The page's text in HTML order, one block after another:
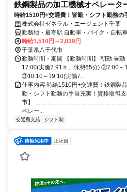
鉄鋼製品の加工機械オペレータ
時給1510円+交通費！皆勤・シフト勤務の
もあり！【八千代市】
株式会社ゼネラル・エージェント千葉
勤務地・最寄駅 自動車・バイク・自転
時給1,510円～2,039円
千葉県八千代市
勤務時間・期間 【勤務時間】 朝勤 昼
17:00(実働7.91ｈ、休憩65分) ②7:00～
③10:10～19:10(実働7...
仕事内容 時給1510円+交通費！鉄鋼製
勤・シフト勤務の手当充実！資格取得
市】 ＿＿＿＿＿＿＿＿＿＿＿＿＿＿＿
ペレー...
交通費支給 シフト制
正社員